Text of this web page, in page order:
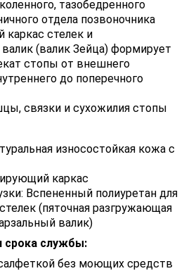
тазобедренного
отдела позвоночника
стелек и
(валик Зейца) формирует
стопы от внешнего
до поперечного
связки и сухожилия стопы
износостойкая кожа с
каркас
Вспененный полиуретан для
(пяточная разгружающая
валик)
срока службы:
без моющих средств